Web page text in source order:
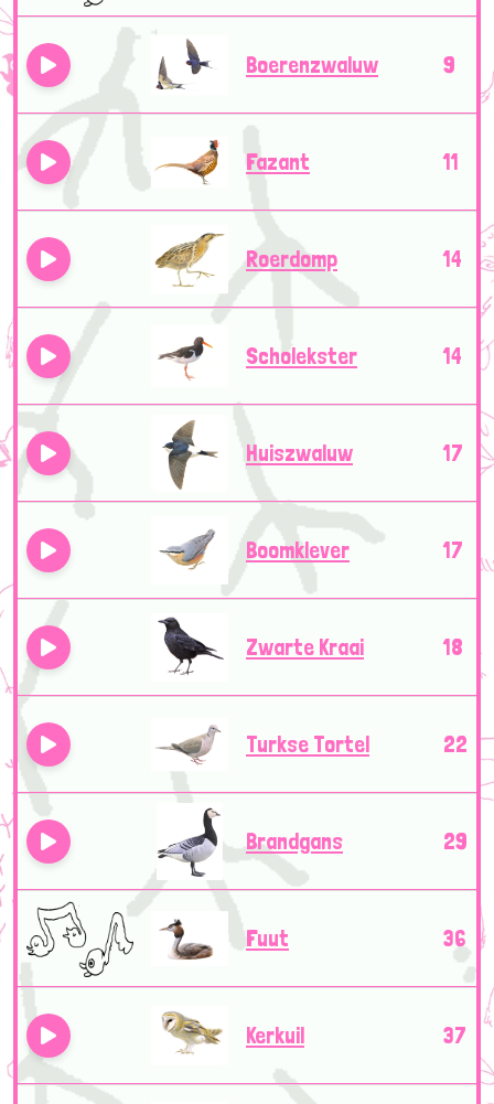
Boerenzwaluw 9
Fazant 11
Roerdomp 14
Scholekster 14
Huiszwaluw 17
Boomklever 17
Zwarte Kraai 18
Turkse Tortel 22
Brandgans 29
Fuut 36
Kerkuil 37